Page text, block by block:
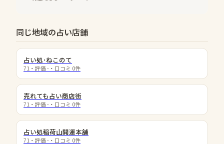
同じ地域の占い店舗
占い処･ねこのて
71 ・評価 - ・口コミ 0件
売れても占い商店街
71 ・評価 - ・口コミ 0件
占い処稲荷山開運本舗
71 ・評価 - ・口コミ 0件